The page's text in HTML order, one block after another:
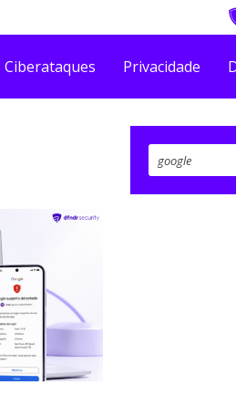
Ciberataques Privacidade